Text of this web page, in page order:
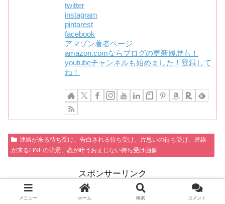
twitter
instagram
pintarest
facebook
アマゾン著者ページ
amazon.comならブログの更新履歴も！
youtubeチャンネルも始めました！登録して
ね！
連絡が来る待ち受け、告白される待ち受け、片思いの待ち受け、連絡
が来るLINEの背景、恋が叶うおまじない待ち受け画像
スポンサーリンク
メニュー ホーム 検索 コメント